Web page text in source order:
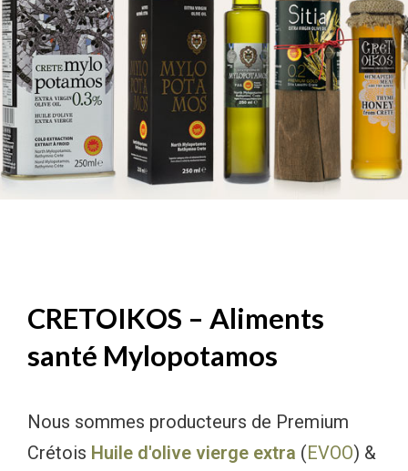
CRETOIKOS – Aliments
santé Mylopotamos
Nous sommes producteurs de Premium
Crétois Huile d'olive vierge extra (EVOO) &